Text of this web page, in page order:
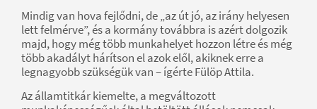
Mindig van hova fejlődni, de „az út jó, az irány helyesen
lett felmérve”, és a kormány továbbra is azért dolgozik
majd, hogy még több munkahelyet hozzon létre és még
több akadályt hárítson el azok elől, akiknek erre a
legnagyobb szükségük van – ígérte Fülöp Attila.
Az államtitkár kiemelte, a megváltozott